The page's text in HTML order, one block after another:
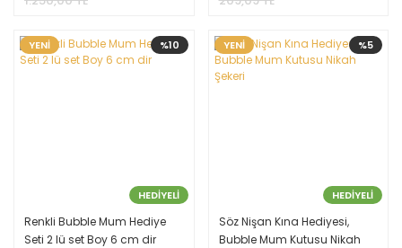
%10
YENİ
HEDİYELİ
Renkli Bubble Mum Hediye
Seti 2 lü set Boy 6 cm dir
%5
YENİ
HEDİYELİ
Söz Nişan Kına Hediyesi,
Bubble Mum Kutusu Nikah